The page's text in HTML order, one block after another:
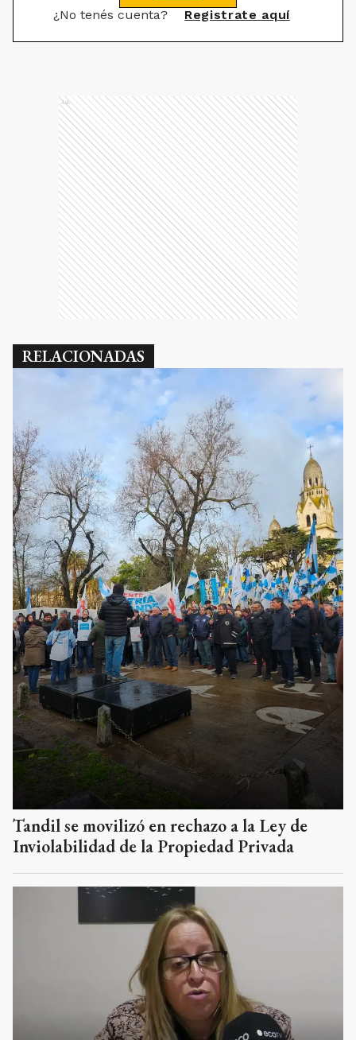
¿No tenés cuenta? Registrate aquí
Ads
RELACIONADAS
Tandil se movilizó en rechazo a la Ley de
Inviolabilidad de la Propiedad Privada